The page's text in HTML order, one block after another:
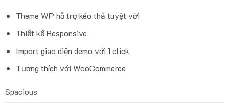
Theme WP hỗ trợ kéo thả tuyệt vời
Thiết kế Responsive
Import giao diện demo với 1 click
Tương thích với WooCommerce
Spacious